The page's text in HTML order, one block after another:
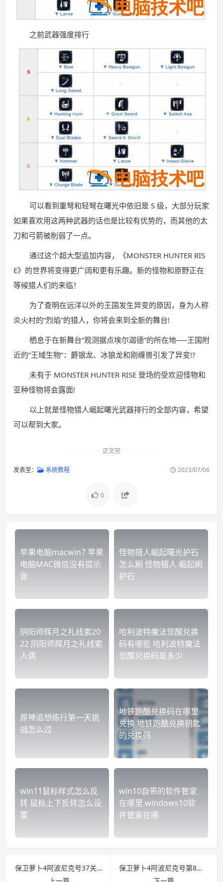
之前武器强度排行
可以看到重弩和轻弩在曙光中依旧是 S 级，大部分玩家
如果喜欢用这两种武器的话也是比较有优势的，而其他的太
刀和弓箭被削弱了一点。
通过这个超大型追加内容，《MONSTER HUNTER RIS
E》的世界将变得更广阔和更有乐趣。新的怪物和原野正在
等候猎人们的来临！
为了查明在远洋以外的王国发生异变的原因，身为人称
炎火村的“烈焰”的猎人，你将会来到全新的舞台!
栖息于在新舞台“观测据点埃尔迦德”的所在地──王国附
近的“王域生物”：爵银龙、冰狼龙和刚缠兽引发了异变!?
未有于 MONSTER HUNTER RISE 登场的受欢迎怪物和
亚种怪物将会露面!
以上就是怪物猎人崛起曙光武器排行的全部内容，希望
可以帮到大家。
正文完
发表至： 系统教程 2023/07/06
0
苹果电脑macwin7 苹果
电脑MAC微信没有提示
音
怪物猎人崛起曙光护石
怎么刷 怪物猎人 崛起刷
护石
阴阳师辉月之礼线索20
22 阴阳师辉月之礼线索
人偶
哈利波特魔法觉醒兑换
码有哪些 哈利波特魔法
觉醒兑换码是多少
原神追想练行第一天挑
战怎么过
地铁跑酷兑换码在哪里
兑换 地铁跑酷兑换钥匙
的兑换码
win11鼠标样式怎么反
转 鼠标上下反转怎么设
置
win10自带的软件管家
在哪里 windows10软
件管家在哪
保卫萝卜4阿波尼克号37关怎么过 保卫萝卜2 56关没有飞机
保卫萝卜4阿波尼克号第8关怎么过 保卫萝卜3第二章第8关攻略